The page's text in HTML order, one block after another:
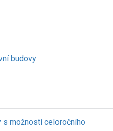
budovy
s možností celoročního